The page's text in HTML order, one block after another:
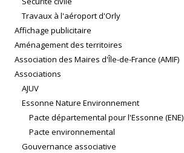
Travaux à l'aéroport d'Orly
Affichage publicitaire
Aménagement des territoires
Association des Maires d'Île-de-France (AMIF)
Associations
AJUV
Essonne Nature Environnement
Pacte départemental pour l'Essonne (ENE)
Pacte environnemental
Gouvernance associative